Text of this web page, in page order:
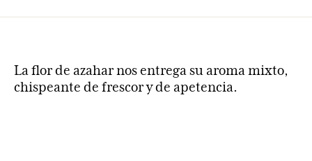
La flor de azahar nos entrega su aroma mixto,
chispeante de frescor y de apetencia.